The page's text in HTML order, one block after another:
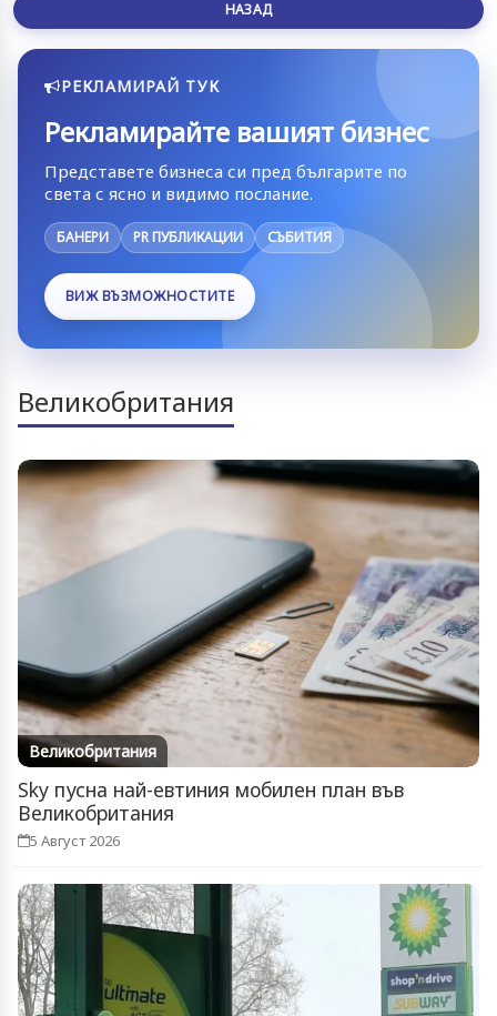
НАЗАД
РЕКЛАМИРАЙ ТУК
Рекламирайте вашият бизнес
Представете бизнеса си пред българите по
света с ясно и видимо послание.
БАНЕРИ PR ПУБЛИКАЦИИ СЪБИТИЯ
ВИЖ ВЪЗМОЖНОСТИТЕ
Великобритания
Великобритания
Sky пусна най-евтиния мобилен план във
Великобритания
5 Август 2026